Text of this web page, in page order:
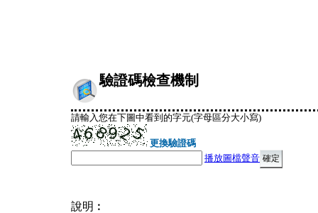
驗證碼檢查機制
請輸入您在下圖中看到的字元(字母區分大小寫)
更換驗證碼
播放圖檔聲音
說明︰